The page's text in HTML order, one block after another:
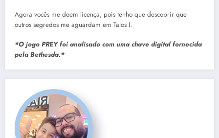
Agora vocês me deem licença, pois tenho que descobrir que
outros segredos me aguardam em Talos I.
*O jogo PREY foi analisado com uma chave digital fornecida
pela Bethesda.*